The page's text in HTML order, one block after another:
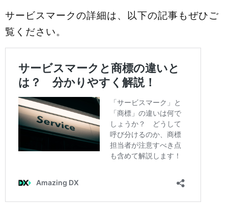
サービスマークの詳細は、以下の記事もぜひご
覧ください。